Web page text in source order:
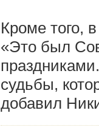
Кроме того,
«Это был
судьбы,
добавил